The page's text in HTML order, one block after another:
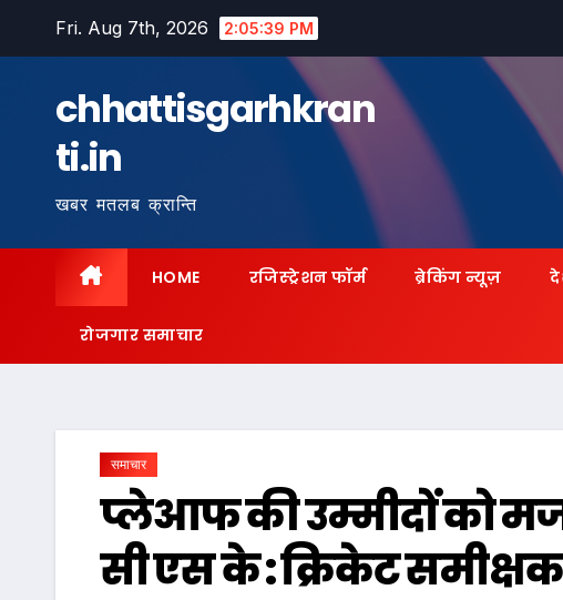
Fri. Aug 7th, 2026 2:05:40 PM
chhattisgarhkran
ti.in
खबर मतलब क्रान्ति
HOME रजिस्ट्रेशन फॉर्म ब्रेकिंग न्यूज़
रोजगार समाचार
समाचार
प्लेआफ की उम्मीदों को
सी एस के : क्रिकेट